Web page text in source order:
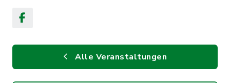
Alle Veranstaltungen